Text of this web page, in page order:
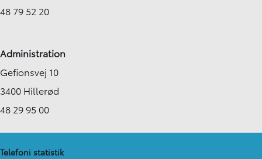
48 79 52 20
Administration
Gefionsvej 10
3400 Hillerød
48 29 95 00
Telefoni statistik